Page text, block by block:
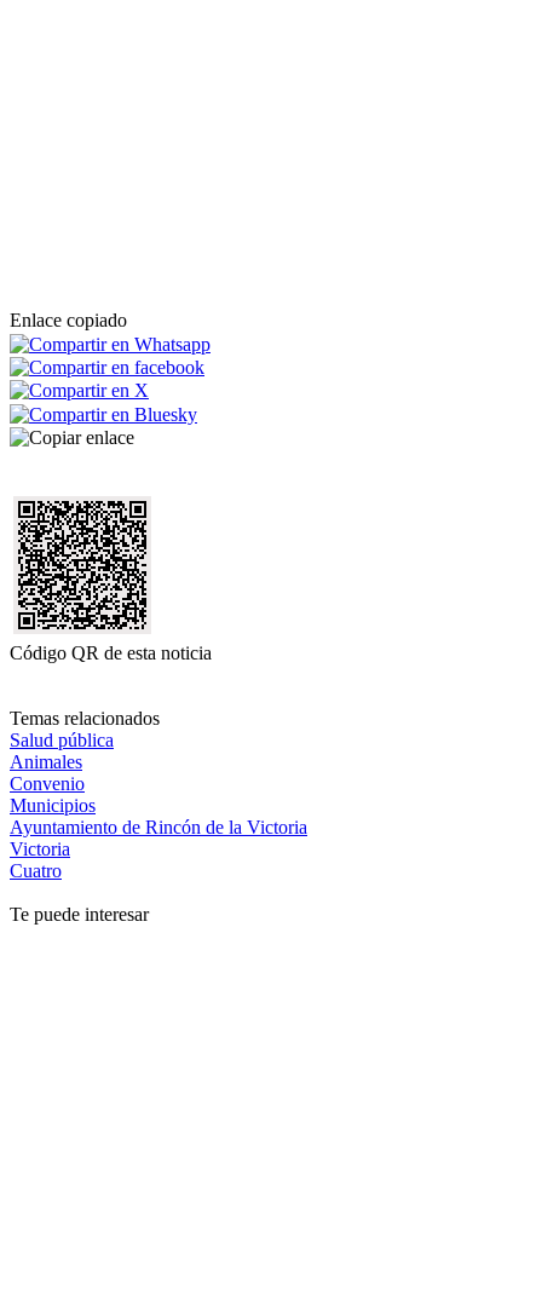
Enlace copiado
Código QR de esta noticia
Temas relacionados
Salud pública
Animales
Convenio
Municipios
Ayuntamiento de Rincón de la Victoria
Victoria
Cuatro
Te puede interesar